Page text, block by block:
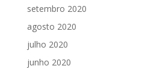
setembro 2020
agosto 2020
julho 2020
junho 2020